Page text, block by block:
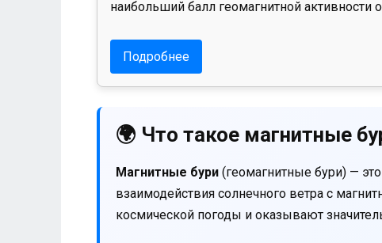
наибольший балл геомагнитной активности
Подробнее
🌍 Что такое магнитные
Магнитные бури (геомагнитные бури) —
взаимодействия солнечного ветра с
космической погоды и оказывают